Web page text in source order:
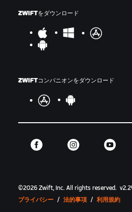
ZWIFTをダウンロード
ZWIFTコンパニオンをダウンロード
©2026 Zwift, Inc.All rights reserved. v
プライバシー / 法的事項 / 利用規約